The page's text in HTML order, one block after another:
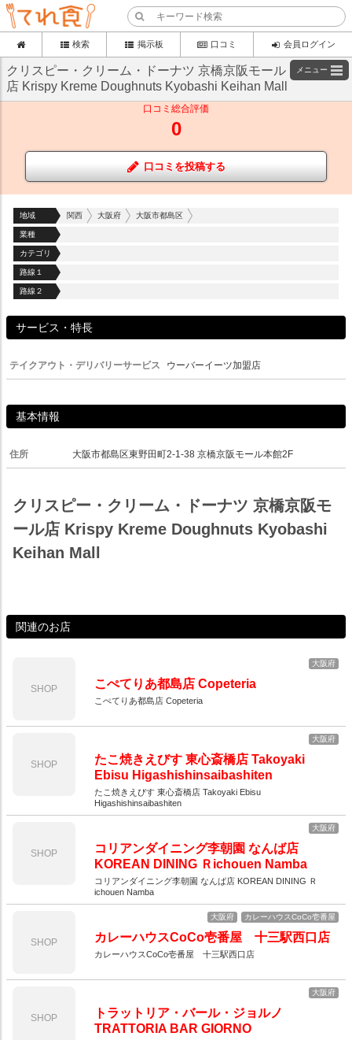
検索 掲示板 口コミ 会員ログイン
クリスピー・クリーム・ドーナツ 京橋京阪モール
店 Krispy Kreme Doughnuts Kyobashi Keihan Mall
メニュー
口コミ総合評価
0
口コミを投稿する
地域 関西 大阪府 大阪市都島区
業種
カテゴリ
路線１
路線２
サービス・特長
テイクアウト・デリバリーサービス ウーバーイーツ加盟店
基本情報
住所 大阪市都島区東野田町2-1-38 京橋京阪モール本館2F
クリスピー・クリーム・ドーナツ 京橋京阪モ
ール店 Krispy Kreme Doughnuts Kyobashi
Keihan Mall
関連のお店
SHOP
大阪府
こぺてりあ都島店 Copeteria
こぺてりあ都島店 Copeteria
SHOP
大阪府
たこ焼きえびす 東心斎橋店 Takoyaki
Ebisu Higashishinsaibashiten
たこ焼きえびす 東心斎橋店 Takoyaki Ebisu
Higashishinsaibashiten
SHOP
大阪府
コリアンダイニング李朝園 なんば店
KOREAN DINING Ｒichouen Namba
コリアンダイニング李朝園 なんば店 KOREAN DINING Ｒ
ichouen Namba
SHOP
大阪府 カレーハウスCoCo壱番屋
カレーハウスCoCo壱番屋 十三駅西口店
カレーハウスCoCo壱番屋 十三駅西口店
SHOP
大阪府
トラットリア・バール・ジョルノ
TRATTORIA BAR GIORNO